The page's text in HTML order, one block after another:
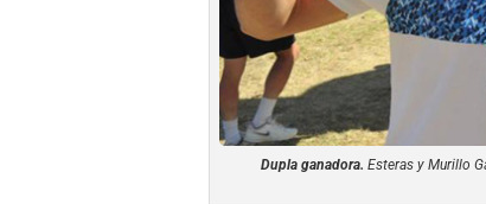
Dupla ganadora. Esteras y Murillo